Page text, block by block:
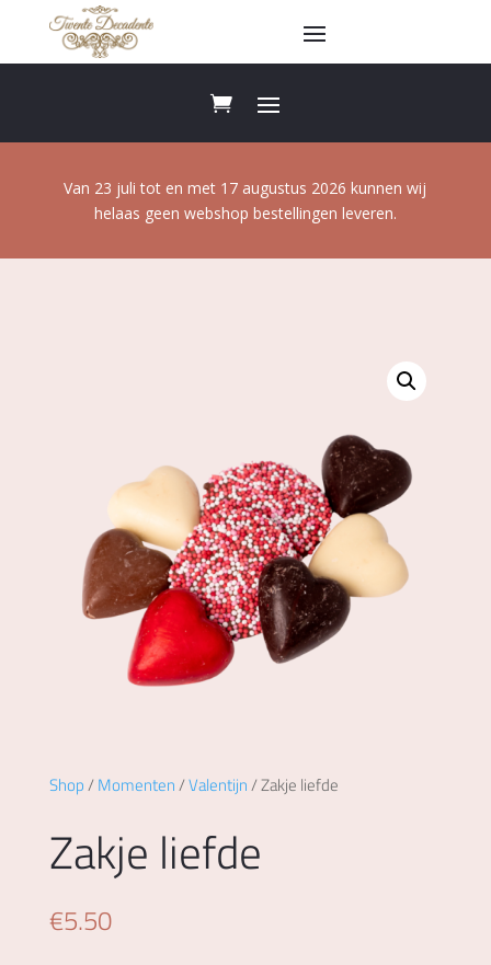
Van 23 juli tot en met 17 augustus 2026 kunnen wij
helaas geen webshop bestellingen leveren.
Shop/Momenten/Valentijn/ Zakje liefde
Zakje liefde
€5.50